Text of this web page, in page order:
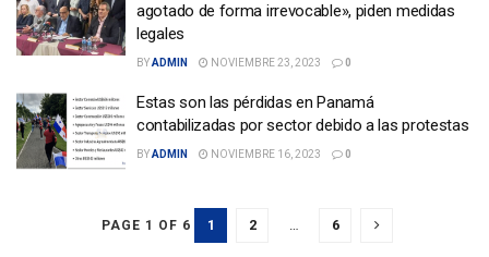
agotado de forma irrevocable», piden medidas
legales
BYADMIN NOVIEMBRE 23, 2023 0
Estas son las pérdidas en Panamá
contabilizadas por sector debido a las protestas
BYADMIN NOVIEMBRE 16, 2023 0
PAGE 1 OF 6 1 2 6